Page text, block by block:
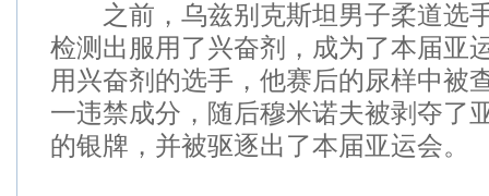
之前，乌兹别克斯坦男子柔道选手
检测出服用了兴奋剂，成为了本届亚
用兴奋剂的选手，他赛后的尿样中被
一违禁成分，随后穆米诺夫被剥夺了
的银牌，并被驱逐出了本届亚运会。